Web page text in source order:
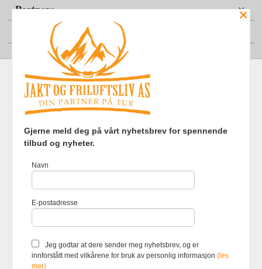
Partnere
Din konto
Frakt Kjøpsbetingelser Sikkerhet og personvern
Nyhetsbrev
Foretaksregisteret 920903363
du får en bedre kjøpsopplevelse og
bruker cookies hovedsaklig til å
hva du har puttet i handlekurven
din. Fortsett å bruke siden som
×
Gjerne meld deg på vårt nyhetsbrev for spennende
tilbud og nyheter.
Navn
E-postadresse
Jeg godtar at dere sender meg nyhetsbrev, og er
innforstått med vilkårene for bruk av personlig informasjon(les
mer)